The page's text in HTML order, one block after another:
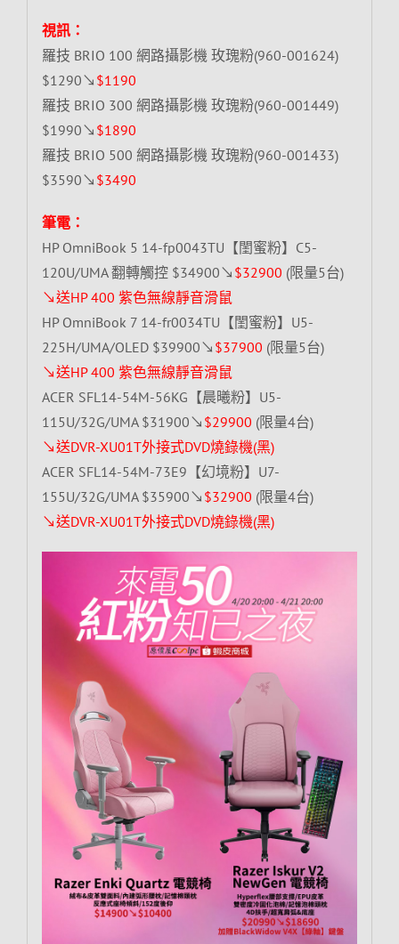
視訊：
羅技 BRIO 100 網路攝影機 玫瑰粉(960-001624)
$1290↘ $1190
羅技 BRIO 300 網路攝影機 玫瑰粉(960-001449)
$1990↘ $1890
羅技 BRIO 500 網路攝影機 玫瑰粉(960-001433)
$3590↘ $3490
筆電：
HP OmniBook 5 14-fp0043TU【閨蜜粉】C5-
120U/UMA 翻轉觸控 $34900↘ $32900 (限量5台)
↘送HP 400 紫色無線靜音滑鼠
HP OmniBook 7 14-fr0034TU【閨蜜粉】U5-
225H/UMA/OLED $39900↘ $37900 (限量5台)
↘送HP 400 紫色無線靜音滑鼠
ACER SFL14-54M-56KG【晨曦粉】U5-
115U/32G/UMA $31900↘ $29900 (限量4台)
↘送DVR-XU01T外接式DVD燒錄機(黑)
ACER SFL14-54M-73E9【幻境粉】U7-
155U/32G/UMA $35900↘ $32900 (限量4台)
↘送DVR-XU01T外接式DVD燒錄機(黑)